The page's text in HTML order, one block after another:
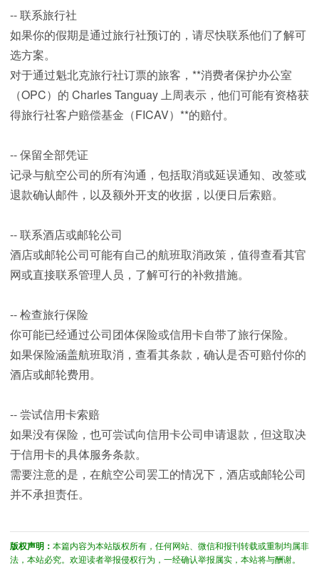
-- 联系旅行社
如果你的假期是通过旅行社预订的，请尽快联系他们了解可
选方案。
对于通过魁北克旅行社订票的旅客，**消费者保护办公室
（OPC）的 Charles Tanguay 上周表示，他们可能有资格获
得旅行社客户赔偿基金（FICAV）**的赔付。
-- 保留全部凭证
记录与航空公司的所有沟通，包括取消或延误通知、改签或
退款确认邮件，以及额外开支的收据，以便日后索赔。
-- 联系酒店或邮轮公司
酒店或邮轮公司可能有自己的航班取消政策，值得查看其官
网或直接联系管理人员，了解可行的补救措施。
-- 检查旅行保险
你可能已经通过公司团体保险或信用卡自带了旅行保险。
如果保险涵盖航班取消，查看其条款，确认是否可赔付你的
酒店或邮轮费用。
-- 尝试信用卡索赔
如果没有保险，也可尝试向信用卡公司申请退款，但这取决
于信用卡的具体服务条款。
需要注意的是，在航空公司罢工的情况下，酒店或邮轮公司
并不承担责任。
版权声明： 本篇内容为本站版权所有，任何网站、微信和报刊转载或重制均属非
法，本站必究。欢迎读者举报侵权行为，一经确认举报属实，本站将与酬谢。